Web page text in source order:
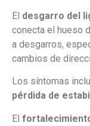
El desgarro del
conecta el hueso
a desgarros,
cambios de
Los síntomas
pérdida de
El